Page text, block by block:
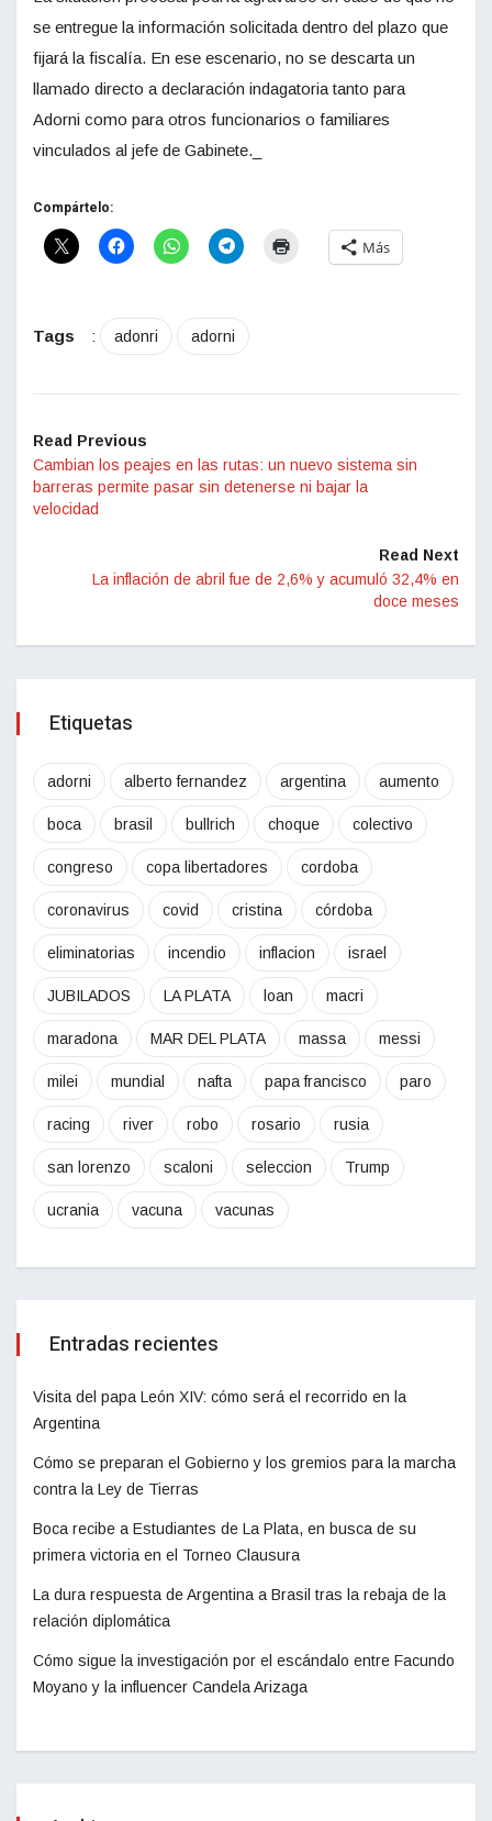
se entregue la información solicitada dentro del plazo que
fijará la fiscalía. En ese escenario, no se descarta un
llamado directo a declaración indagatoria tanto para
Adorni como para otros funcionarios o familiares
vinculados al jefe de Gabinete._
Compártelo:
Más
Tags : adonri adorni
Read Previous
Cambian los peajes en las rutas: un nuevo sistema sin
barreras permite pasar sin detenerse ni bajar la
velocidad
Read Next
La inflación de abril fue de 2,6% y acumuló 32,4% en
doce meses
Etiquetas
adorni alberto fernandez argentina aumento
boca brasil bullrich choque colectivo
congreso copa libertadores cordoba
coronavirus covid cristina córdoba
eliminatorias incendio inflacion israel
JUBILADOS LA PLATA loan macri
maradona MAR DEL PLATA massa messi
milei mundial nafta papa francisco paro
racing river robo rosario rusia
san lorenzo scaloni seleccion Trump
ucrania vacuna vacunas
Entradas recientes
Visita del papa León XIV: cómo será el recorrido en la
Argentina
Cómo se preparan el Gobierno y los gremios para la marcha
contra la Ley de Tierras
Boca recibe a Estudiantes de La Plata, en busca de su
primera victoria en el Torneo Clausura
La dura respuesta de Argentina a Brasil tras la rebaja de la
relación diplomática
Cómo sigue la investigación por el escándalo entre Facundo
Moyano y la influencer Candela Arizaga